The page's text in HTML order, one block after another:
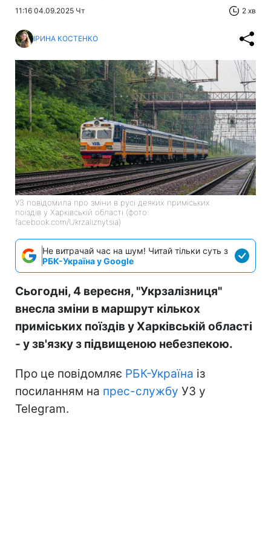
11:16 04.09.2025 Чт 2 хв
ІРИНА КОСТЕНКО
УЗ повідомила про зміни в русі деяких приміських
поїздів у Харківській області (фото:
facebook.com/Ukrzaliznytsia)
Не витрачай час на шум! Читай тільки суть з
РБК-Україна у Google
Сьогодні, 4 вересня, "Укрзалізниця"
внесла зміни в маршрут кількох
приміських поїздів у Харківській області
- у зв'язку з підвищеною небезпекою.
Про це повідомляє РБК-Україна із
посиланням на прес-службу УЗ у
Telegram.